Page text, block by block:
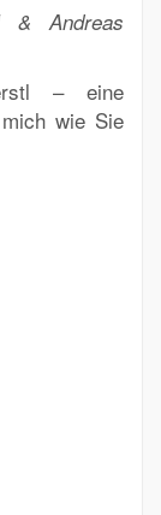
& Andreas
– eine
wie Sie